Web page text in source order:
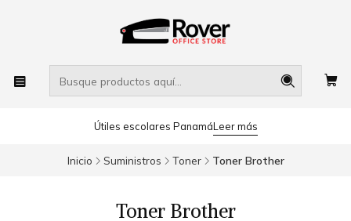
Útiles escolares PanamáLeer más
Inicio Suministros Toner Toner Brother
Toner Brother